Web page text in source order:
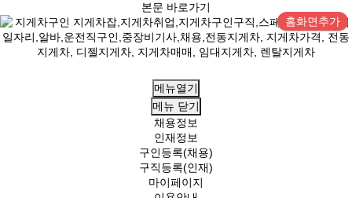
본문 바로가기
홈화면추가
메뉴열기
메뉴 닫기
채용정보
인재정보
구인등록(채용)
구직등록(인재)
마이페이지